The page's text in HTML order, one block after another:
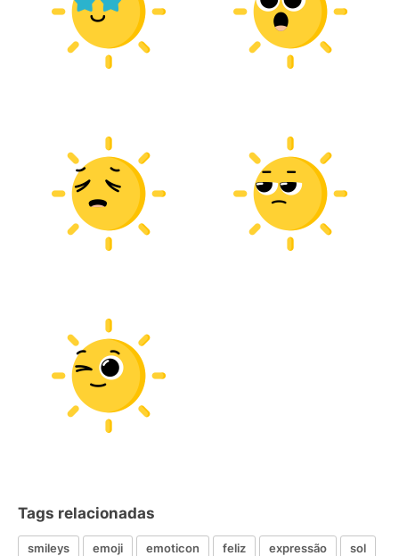
Tags relacionadas
smileys emoji emoticon feliz expressão
sol